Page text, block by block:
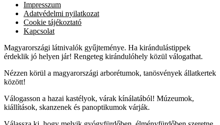
Impresszum
Adatvédelmi nyilatkozat
Cookie tájékoztató
Kapcsolat
Magyarországi látnivalók gyűjteménye. Ha kirándulástippek
érdeklik jó helyen jár! Rengeteg kirándulóhely közül válogathat.
Nézzen körül a magyarországi arborétumok, tanösvények állatkertek
között!
Válogasson a hazai kastélyok, várak kínálatából! Múzeumok,
kiállítások, skanzenek és panoptikumok várják.